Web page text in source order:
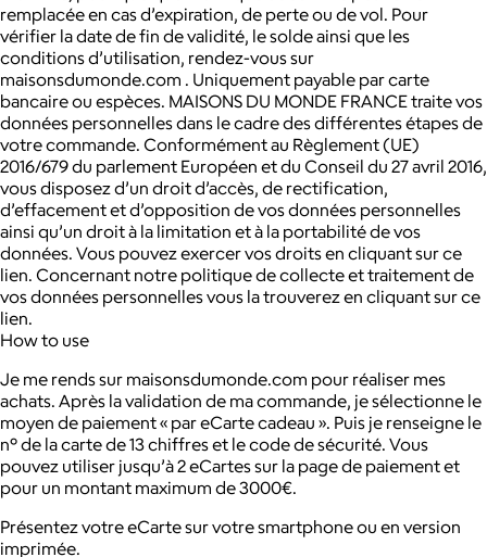
remplacée en cas d’expiration, de perte ou de vol. Pour
vérifier la date de fin de validité, le solde ainsi que les
conditions d’utilisation, rendez-vous sur
maisonsdumonde.com . Uniquement payable par carte
bancaire ou espèces. MAISONS DU MONDE FRANCE traite vos
données personnelles dans le cadre des différentes étapes de
votre commande. Conformément au Règlement (UE)
2016/679 du parlement Européen et du Conseil du 27 avril 2016,
vous disposez d’un droit d’accès, de rectification,
d’effacement et d’opposition de vos données personnelles
ainsi qu’un droit à la limitation et à la portabilité de vos
données. Vous pouvez exercer vos droits en cliquant sur ce
lien. Concernant notre politique de collecte et traitement de
vos données personnelles vous la trouverez en cliquant sur ce
lien.
How to use
Je me rends sur maisonsdumonde.com pour réaliser mes
achats. Après la validation de ma commande, je sélectionne le
moyen de paiement « par eCarte cadeau ». Puis je renseigne le
n° de la carte de 13 chiffres et le code de sécurité. Vous
pouvez utiliser jusqu’à 2 eCartes sur la page de paiement et
pour un montant maximum de 3000€.
Présentez votre eCarte sur votre smartphone ou en version
imprimée.